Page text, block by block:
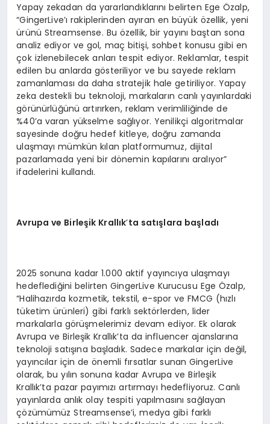
Yapay zekadan da yararlandıklarını belirten Ege Özalp,
“GingerLive’ı rakiplerinden ayıran en büyük özellik, yeni
ürünü Streamsense. Bu özellik, bir yayını baştan sona
analiz ediyor ve gol, maç bitişi, sohbet konusu gibi en
çok izlenebilecek anları tespit ediyor. Reklamlar, tespit
edilen bu anlarda gösteriliyor ve bu sayede reklam
zamanlaması da daha stratejik hale getiriliyor. Yapay
zeka destekli bu teknoloji, markaların canlı yayınlardaki
görünürlüğünü artırırken, reklam verimliliğinde de
%40’a varan yükselme sağlıyor. Yenilikçi algoritmalar
sayesinde doğru hedef kitleye, doğru zamanda
ulaşmayı mümkün kılan platformumuz, dijital
pazarlamada yeni bir dönemin kapılarını aralıyor”
ifadelerini kullandı.
Avrupa ve Birleşik Krallık’ta satışlara başladı
2025 sonuna kadar 1.000 aktif yayıncıya ulaşmayı
hedeflediğini belirten GingerLive Kurucusu Ege Özalp,
“Halihazırda kozmetik, tekstil, e-spor ve FMCG (hızlı
tüketim ürünleri) gibi farklı sektörlerden, lider
markalarla görüşmelerimiz devam ediyor. Ek olarak
Avrupa ve Birleşik Krallık’ta da influencer ajanslarına
teknoloji satışına başladık. Sadece markalar için değil,
yayıncılar için de önemli fırsatlar sunan GingerLive
olarak, bu yılın sonuna kadar Avrupa ve Birleşik
Krallık’ta pazar payımızı artırmayı hedefliyoruz. Canlı
yayınlarda anlık olay tespiti yapılmasını sağlayan
çözümümüz Streamsense’i, medya gibi farklı